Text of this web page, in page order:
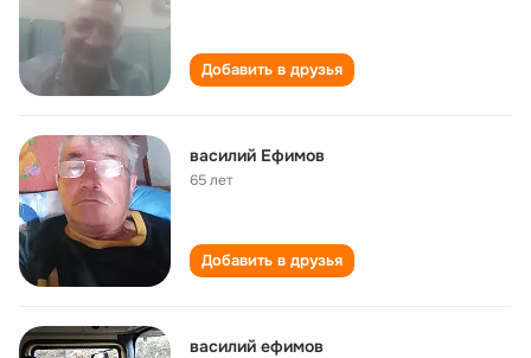
Добавить в друзья
василий Ефимов
65 лет
Добавить в друзья
василий ефимов